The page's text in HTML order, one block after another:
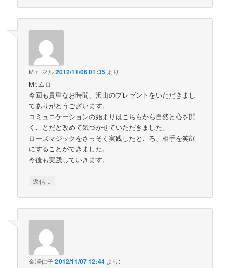
Mｒ.マル2012/11/06 01:35 より:
Mr.ムロ
今回も貴重なお時間、沢山のプレゼントをいただきまし
てありがとうございます。
コミュニケーションの始まりはこちらから自然と心を開
くことだと改めて気づかせていただきました。
ローズマジックをさっそく実践したところ、相手を笑顔
にすることができました。
今後も実践していきます。
返信 ↓
金澤仁子2012/11/07 12:44 より: